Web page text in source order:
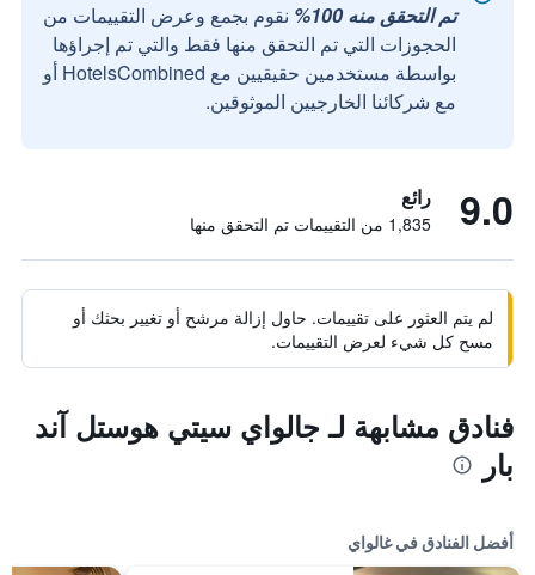
تم التحقق منه 100%
نقوم بجمع وعرض التقييمات من
الحجوزات التي تم التحقق منها فقط والتي تم إجراؤها
بواسطة مستخدمين حقيقيين مع HotelsCombined أو
مع شركائنا الخارجيين الموثوقين.
9.0 رائع
1,835 من التقييمات تم التحقق منها
لم يتم العثور على تقييمات. حاول إزالة مرشح أو تغيير بحثك أو
مسح كل شيء لعرض التقييمات.
فنادق مشابهة لـ جالواي سيتي هوستل آند
بار
أفضل الفنادق في غالواي